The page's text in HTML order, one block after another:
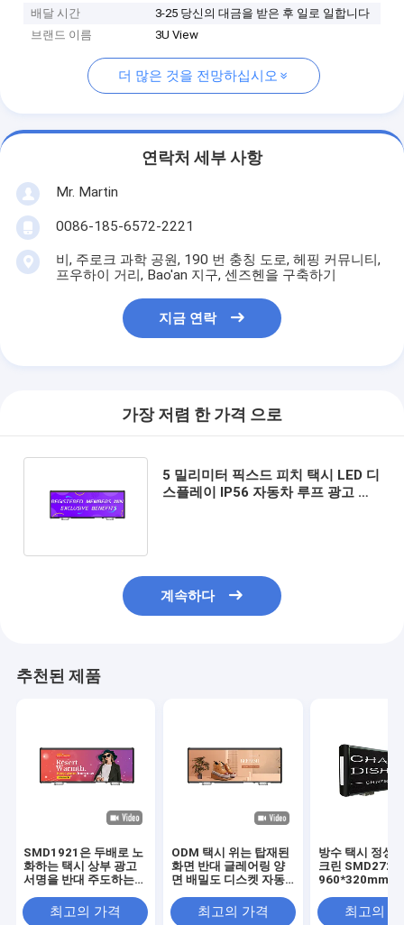
배달 시간
3-25 당신의 대금을 받은 후 일로 일합니다
브랜드 이름
3U View
더 많은 것을 전망하십시오
연락처 세부 사항
Mr. Martin
0086-185-6572-2221
비, 주로크 과학 공원, 190 번 충칭 도로, 헤핑 커뮤니티,
프우하이 거리, Bao'an 지구, 센즈헨을 구축하기
지금 연락
가장 저렴 한 가격 으로
5 밀리미터 픽스드 피치 택시 LED 디
스플레이 IP56 자동차 루프 광고 서
계속하다
추천된 제품
SMD1921은 두배로 노
화하는 택시 상부 광고
서명을 반대 주도하는
최고의 가격
ODM 택시 위는 탑재된
화면 반대 글레어링 양
면 배밀도 디스켓 자동
최고의 가격
방수 택시 정상
크린 SMD2727
960*320mm 이
었습니다최고의